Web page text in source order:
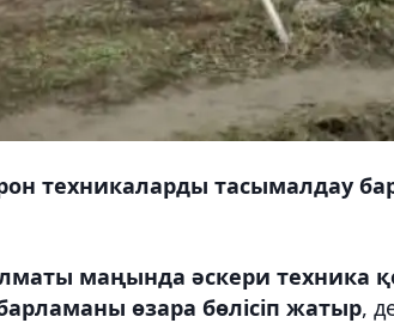
техникаларды тасымалдау
маңында әскери техника
өзара бөлісіп жатыр,